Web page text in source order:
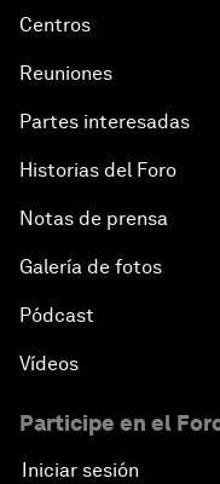
Centros
Reuniones
Partes interesadas
Historias del Foro
Notas de prensa
Galería de fotos
Pódcast
Vídeos
Participe en el
Iniciar sesión